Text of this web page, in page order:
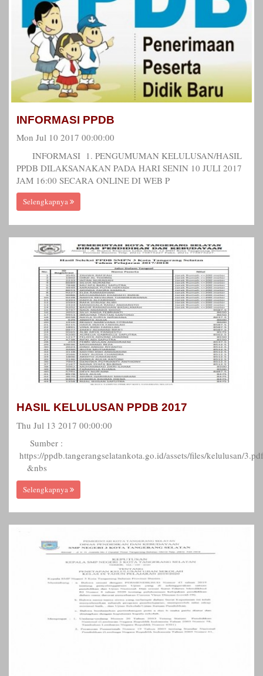
INFORMASI PPDB
Mon Jul 10 2017 00:00:00
INFORMASI 1. PENGUMUMAN KELULUSAN/HASIL
PPDB DILAKSANAKAN PADA HARI SENIN 10 JULI 2017
JAM 16:00 SECARA ONLINE DI WEB P
Selengkapnya
HASIL KELULUSAN PPDB 2017
Thu Jul 13 2017 00:00:00
Sumber :
https://ppdb.tangerangselatankota.go.id/assets/files/kelulusan/
&nbs
Selengkapnya